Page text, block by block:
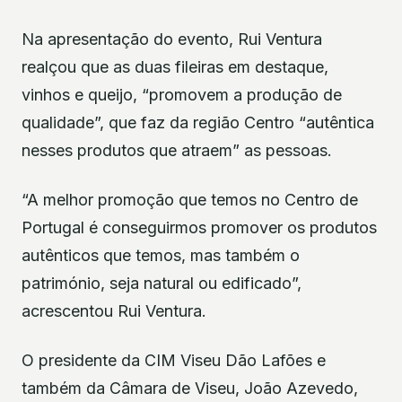
Na apresentação do evento, Rui Ventura
realçou que as duas fileiras em destaque,
vinhos e queijo, “promovem a produção de
qualidade”, que faz da região Centro “autêntica
nesses produtos que atraem” as pessoas.
“A melhor promoção que temos no Centro de
Portugal é conseguirmos promover os produtos
autênticos que temos, mas também o
património, seja natural ou edificado”,
acrescentou Rui Ventura.
O presidente da CIM Viseu Dão Lafões e
também da Câmara de Viseu, João Azevedo,